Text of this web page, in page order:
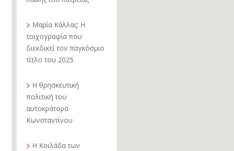
Μαρία Κάλλας: Η
τοιχογραφία που
διεκδικεί τον παγκόσμιο
τίτλο του 2025
Η θρησκευτική
πολιτική του
αυτοκράτορα
Κωνσταντίνου
Η Κοιλάδα των